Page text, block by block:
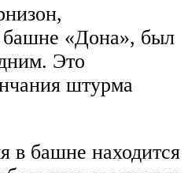
«Дона», был
Это
штурма
в башне находится